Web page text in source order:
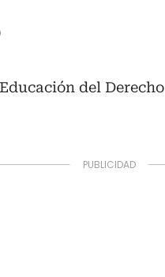
del Derecho